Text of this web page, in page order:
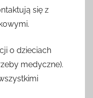
się z
o dzieciach
medyczne).